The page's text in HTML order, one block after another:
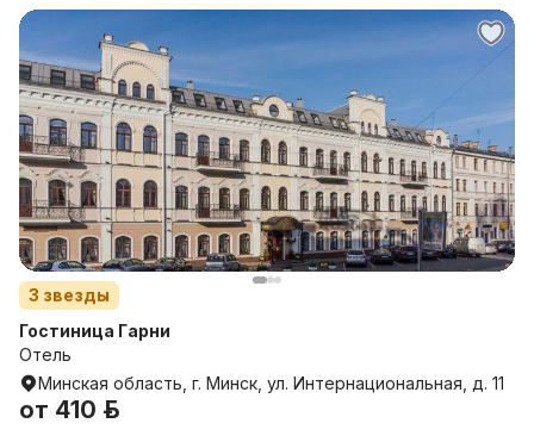
3 звезды
Гостиница Гарни
Отель
Минская область, г. Минск, ул. Интернациональная, д. 11
от 410 р.